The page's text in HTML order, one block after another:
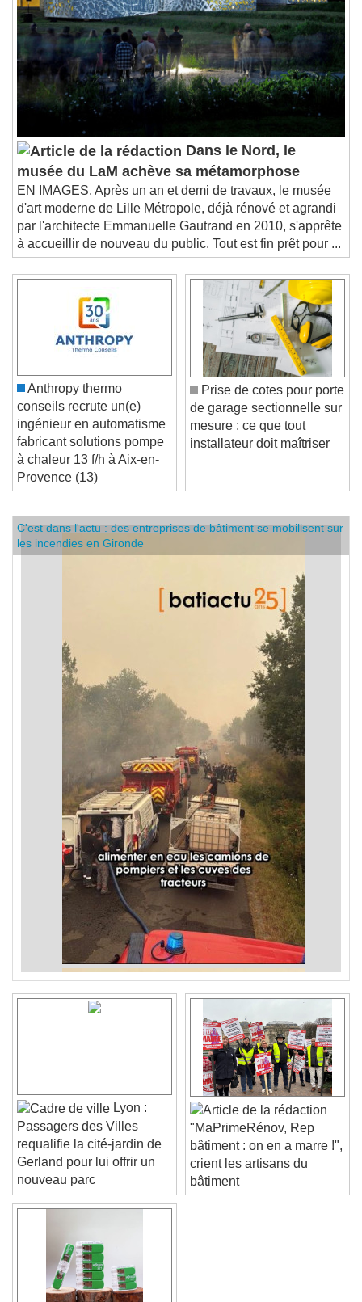
Dans le Nord, le
musée du LaM achève sa métamorphose
EN IMAGES. Après un an et demi de travaux, le musée
d'art moderne de Lille Métropole, déjà rénové et agrandi
par l'architecte Emmanuelle Gautrand en 2010, s'apprête
à accueillir de nouveau du public. Tout est fin prêt pour ...
Anthropy thermo
conseils recrute un(e)
ingénieur en automatisme
fabricant solutions pompe
à chaleur 13 f/h à Aix-en-
Provence (13)
Prise de cotes pour porte
de garage sectionnelle sur
mesure : ce que tout
C'est dans l'actu : des entreprises de bâtiment se mobilisent sur
les incendies en Gironde
Lyon :
Passagers des Villes
requalifie la cité-jardin de
Gerland pour lui offrir un
nouveau parc
"MaPrimeRénov, Rep
bâtiment : on en a marre !",
crient les artisans du
bâtiment